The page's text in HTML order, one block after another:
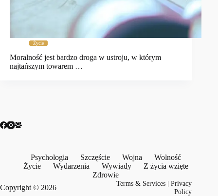
Życie
Moralność jest bardzo droga w ustroju, w którym
najtańszym towarem …
Psychologia Szczęście Wojna
Wolność
Życie
Wydarzenia Wywiady
Z życia wzięte
Zdrowie
Copyright © 2026
Terms & Services |Privacy
Policy